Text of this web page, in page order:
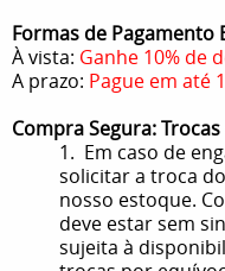
Formas de Pagamento
À vista: Ganhe 10% de
A prazo: Pague em até
Compra Segura:
1. Em caso de
solicitar a troca
nosso estoque.
deve estar sem
sujeita à